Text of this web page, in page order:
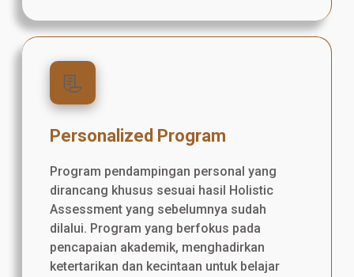
📃
Personalized Program
Program pendampingan personal yang
dirancang khusus sesuai hasil Holistic
Assessment yang sebelumnya sudah
dilalui. Program yang berfokus pada
pencapaian akademik, menghadirkan
ketertarikan dan kecintaan untuk belajar